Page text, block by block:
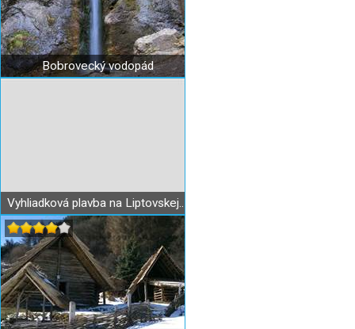
Bobrovecký vodopád
Vyhliadková plavba na Liptovskej Mare (loď Fatima)